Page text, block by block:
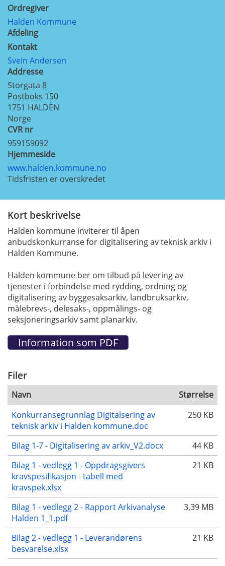
Ordregiver
Halden Kommune
Afdeling
Kontakt
Svein Andersen
Addresse
Storgata 8
Postboks 150
1751 HALDEN
Norge
CVR nr
959159092
Hjemmeside
www.halden.kommune.no
Tidsfristen er overskredet
Kort beskrivelse
Halden kommune inviterer til åpen
anbudskonkurranse for digitalisering av teknisk arkiv i
Halden Kommune.
Halden kommune ber om tilbud på levering av
tjenester i forbindelse med rydding, ordning og
digitalisering av byggesaksarkiv, landbruksarkiv,
målebrevs-, delesaks-, oppmålings- og
seksjoneringsarkiv samt planarkiv.
Filer
Navn
Størrelse
Konkurransegrunnlag Digitalsering av
teknisk arkiv i Halden kommune.doc
250 KB
Bilag 1-7 - Digitalisering av arkiv_V2.docx
44 KB
Bilag 1 - vedlegg 1 - Oppdragsgivers
kravspesifikasjon - tabell med
kravspek.xlsx
21 KB
Bilag 1 - vedlegg 2 - Rapport Arkivanalyse
Halden 1_1.pdf
3,39 MB
Bilag 2 - vedlegg 1 - Leverandørens
besvarelse.xlsx
21 KB